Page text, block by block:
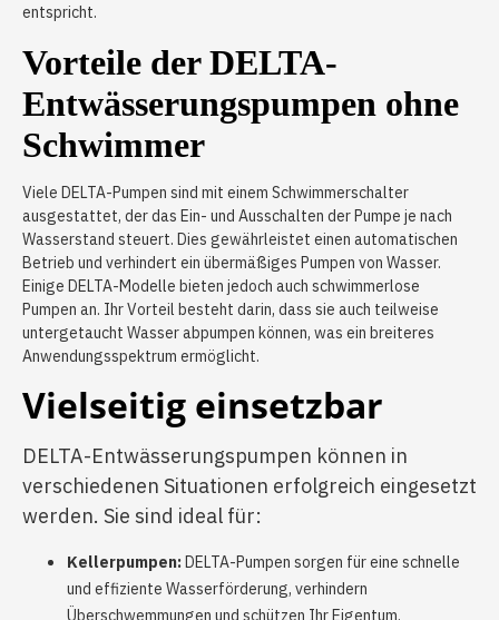
entspricht.
Vorteile der DELTA-
Entwässerungspumpen ohne
Schwimmer
Viele DELTA-Pumpen sind mit einem Schwimmerschalter
ausgestattet, der das Ein- und Ausschalten der Pumpe je nach
Wasserstand steuert. Dies gewährleistet einen automatischen
Betrieb und verhindert ein übermäßiges Pumpen von Wasser.
Einige DELTA-Modelle bieten jedoch auch schwimmerlose
Pumpen an. Ihr Vorteil besteht darin, dass sie auch teilweise
untergetaucht Wasser abpumpen können, was ein breiteres
Anwendungsspektrum ermöglicht.
Vielseitig einsetzbar
DELTA-Entwässerungspumpen können in
verschiedenen Situationen erfolgreich eingesetzt
werden. Sie sind ideal für:
Kellerpumpen:DELTA-Pumpen sorgen für eine schnelle
und effiziente Wasserförderung, verhindern
Überschwemmungen und schützen Ihr Eigentum.